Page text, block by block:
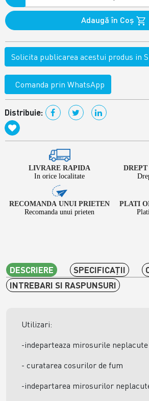
Adaugă în Coş
Solicita publicarea acestui produs in
Comanda prin WhatsApp
Distribuie:
LIVRARE RAPIDA
In orice localitate
RECOMANDA UNUI PRIETEN
Recomanda unui prieten
PLATI
DESCRIERE SPECIFICAŢII
INTREBARI SI RASPUNSURI
Utilizari:
-indeparteaza mirosurile neplacute
- curatarea cosurilor de fum
-indepartarea mirosurilor